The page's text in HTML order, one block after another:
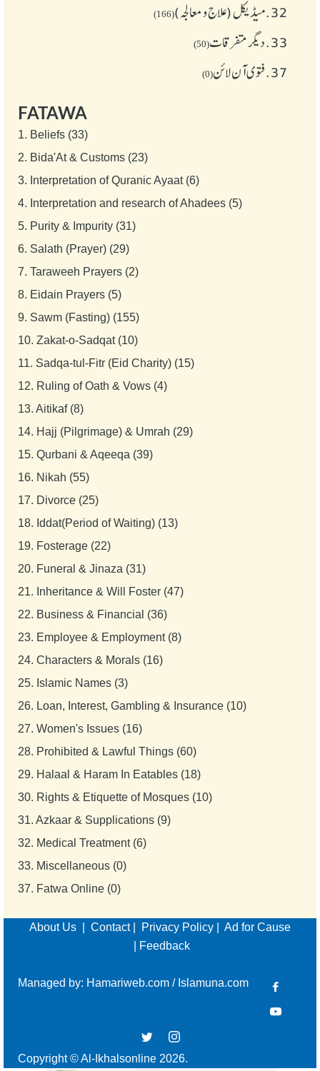
32. میڈیکل (علاج و معالجہ)(166)
33. دیگر متفرقات(50)
37. فتوی آن لائن(0)
FATAWA
1. Beliefs (33)
2. Bida'At & Customs (23)
3. Interpretation of Quranic Ayaat (6)
4. Interpretation and research of Ahadees (5)
5. Purity & Impurity (31)
6. Salath (Prayer) (29)
7. Taraweeh Prayers (2)
8. Eidain Prayers (5)
9. Sawm (Fasting) (155)
10. Zakat-o-Sadqat (10)
11. Sadqa-tul-Fitr (Eid Charity) (15)
12. Ruling of Oath & Vows (4)
13. Aitikaf (8)
14. Hajj (Pilgrimage) & Umrah (29)
15. Qurbani & Aqeeqa (39)
16. Nikah (55)
17. Divorce (25)
18. Iddat(Period of Waiting) (13)
19. Fosterage (22)
20. Funeral & Jinaza (31)
21. Inheritance & Will Foster (47)
22. Business & Financial (36)
23. Employee & Employment (8)
24. Characters & Morals (16)
25. Islamic Names (3)
26. Loan, Interest, Gambling & Insurance (10)
27. Women's Issues (16)
28. Prohibited & Lawful Things (60)
29. Halaal & Haram In Eatables (18)
30. Rights & Etiquette of Mosques (10)
31. Azkaar & Supplications (9)
32. Medical Treatment (6)
33. Miscellaneous (0)
37. Fatwa Online (0)
About Us Contact| Privacy Policy
Ad for Cause
Feedback
Managed by: Hamariweb.com / Islamuna.com
Copyright © Al-Ikhalsonline 2026.